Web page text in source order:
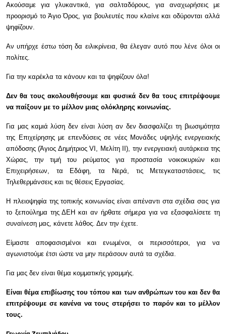
Ακούσαμε για γλυκαντικά, για σαλταδόρους, για αναχωρήσεις με
προορισμό το Άγιο Όρος, για βουλευτές που κλαίνε και οδύρονται αλλά
ψηφίζουν.
Αν υπήρχε έστω τόση δα ειλικρίνεια, θα έλεγαν αυτό που λένε όλοι οι
πολίτες.
Για την καρέκλα τα κάνουν και τα ψηφίζουν όλα!
Δεν θα τους ακολουθήσουμε και φυσικά δεν θα τους επιτρέψουμε
να παίξουν με το μέλλον μιας ολόκληρης κοινωνίας.
Για μας καμιά λύση δεν είναι λύση αν δεν διασφαλίζει τη βιωσιμότητα
της Επιχείρησης με επενδύσεις σε νέες Μονάδες υψηλής ενεργειακής
απόδοσης (Άγιος Δημήτριος VI, Μελίτη ΙΙ), την ενεργειακή αυτάρκεια της
Χώρας, την τιμή του ρεύματος για προστασία νοικοκυριών και
Επιχειρήσεων, τα Εδάφη, τα Νερά, τις Μετεγκαταστάσεις, τις
Τηλεθερμάνσεις και τις θέσεις Εργασίας.
Η πλειοψηφία της τοπικής κοινωνίας είναι απέναντι στα σχέδια σας για
το ξεπούλημα της ΔΕΗ και αν ήρθατε σήμερα για να εξασφαλίσετε τη
συναίνεση μας, κάνετε λάθος. Δεν την έχετε.
Είμαστε αποφασισμένοι και ενωμένοι, οι περισσότεροι, για να
αγωνιστούμε έτσι ώστε να μην περάσουν αυτά τα σχέδια.
Για μας δεν είναι θέμα κομματικής γραμμής.
Είναι θέμα επιβίωσης του τόπου και των ανθρώπων του και δεν θα
επιτρέψουμε σε κανένα να τους στερήσει το παρόν και το μέλλον
τους.